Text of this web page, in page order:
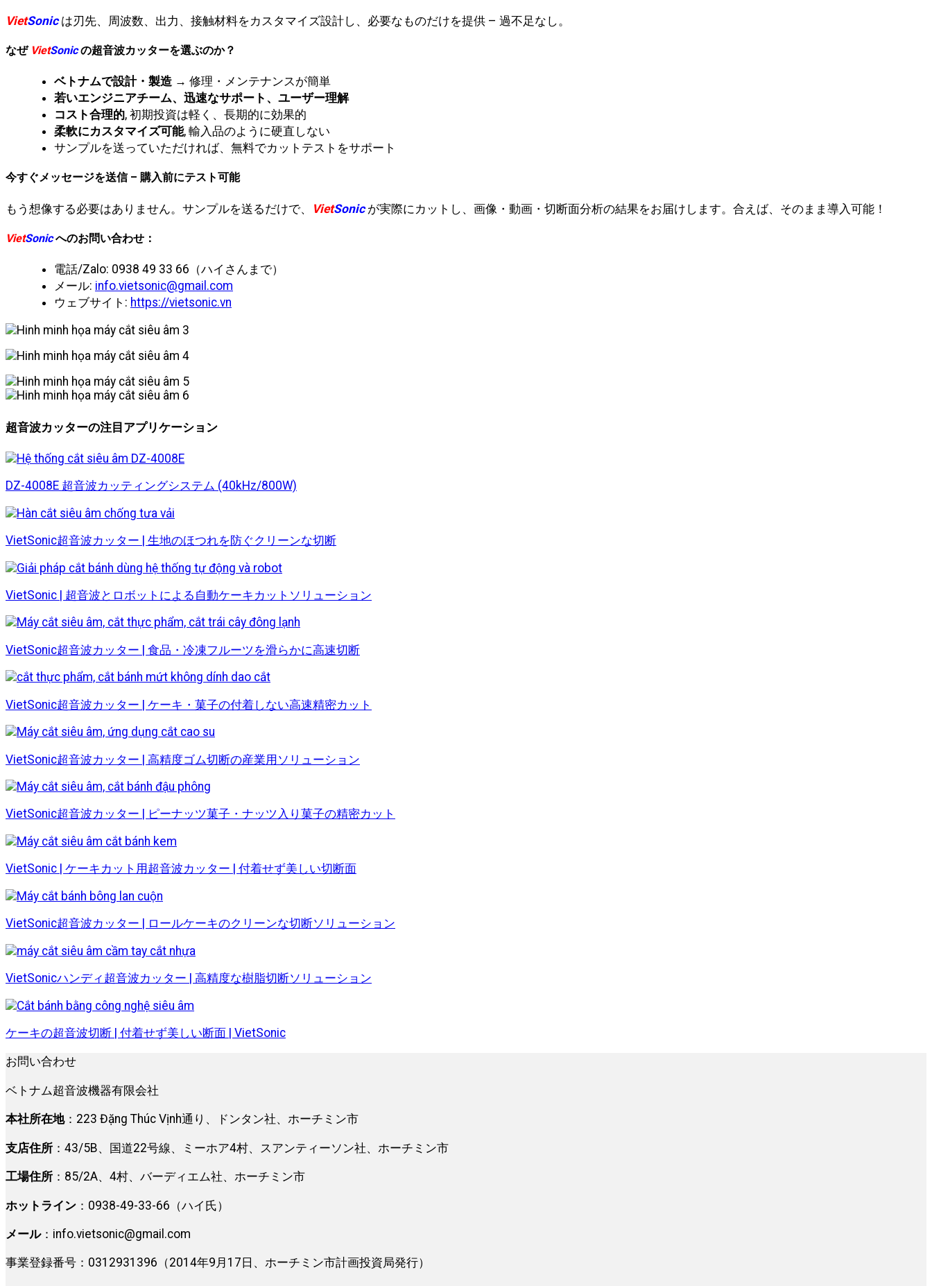
VietSonicは刃先、周波数、出力、接触材料をカスタマイズ設計し、必要なものだけを提供 – 過不足なし。
なぜ VietSonicの超音波カッターを選ぶのか？
ベトナムで設計・製造 → 修理・メンテナンスが簡単
若いエンジニアチーム、迅速なサポート、ユーザー理解
コスト合理的, 初期投資は軽く、長期的に効果的
柔軟にカスタマイズ可能, 輸入品のように硬直しない
サンプルを送っていただければ、無料でカットテストをサポート
今すぐメッセージを送信 – 購入前にテスト可能
もう想像する必要はありません。サンプルを送るだけで、 VietSonicが実際にカットし、画像・動画・切断面分析の結果をお届けします。合えば、そのまま導入可能！
VietSonicへのお問い合わせ：
電話/Zalo: 0938 49 33 66（ハイさんまで）
メール: info.vietsonic@gmail.com
ウェブサイト: https://vietsonic.vn
超音波カッターの注目アプリケーション
DZ-4008E 超音波カッティングシステム (40kHz/800W)
VietSonic超音波カッター | 生地のほつれを防ぐクリーンな切断
VietSonic | 超音波とロボットによる自動ケーキカットソリューション
VietSonic超音波カッター | 食品・冷凍フルーツを滑らかに高速切断
VietSonic超音波カッター | ケーキ・菓子の付着しない高速精密カット
VietSonic超音波カッター | 高精度ゴム切断の産業用ソリューション
VietSonic超音波カッター | ピーナッツ菓子・ナッツ入り菓子の精密カット
VietSonic | ケーキカット用超音波カッター | 付着せず美しい切断面
VietSonic超音波カッター | ロールケーキのクリーンな切断ソリューション
VietSonicハンディ超音波カッター | 高精度な樹脂切断ソリューション
ケーキの超音波切断 | 付着せず美しい断面 | VietSonic
お問い合わせ
ベトナム超音波機器有限会社
本社所在地：223 Đặng Thúc Vịnh通り、ドンタン社、ホーチミン市
支店住所 ：43/5B、国道22号線、ミーホア4村、スアンティーソン社、ホーチミン市
工場住所 ：85/2A、4村、バーディエム社、ホーチミン市
ホットライン ：0938-49-33-66（ハイ氏）
メール： info.vietsonic@gmail.com
事業登録番号：0312931396（2014年9月17日、ホーチミン市計画投資局発行）